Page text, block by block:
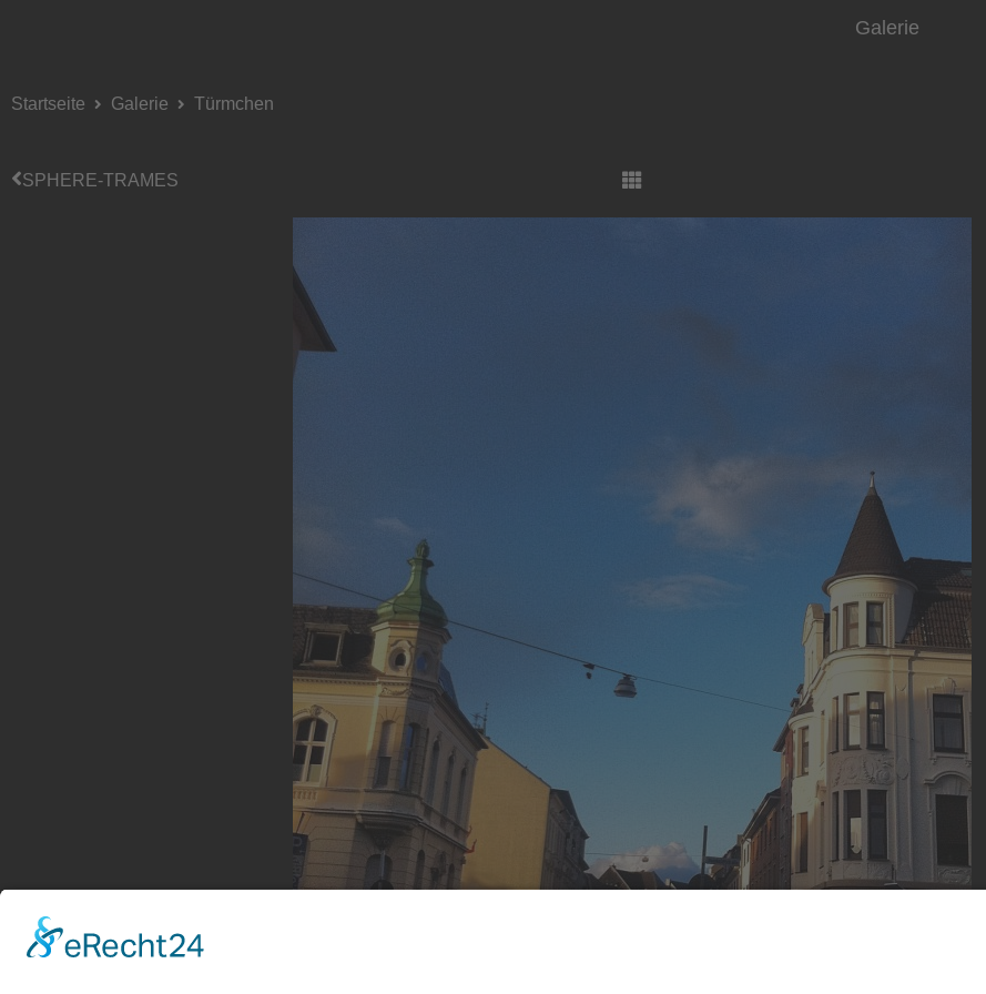
Galerie
Startseite Galerie Türmchen
SPHERE-TRAMES
Türmchen